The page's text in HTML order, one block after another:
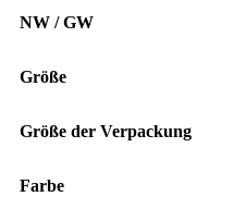
NW / GW
Größe
Größe der Verpackung
Farbe